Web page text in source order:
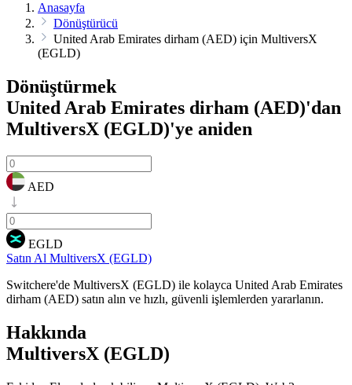
Anasayfa
Dönüştürücü
United Arab Emirates dirham (AED) için MultiversX
(EGLD)
Dönüştürmek
United Arab Emirates dirham (AED)'dan
MultiversX (EGLD)'ye aniden
AED
EGLD
Satın Al MultiversX (EGLD)
Switchere'de MultiversX (EGLD) ile kolayca United Arab Emirates
dirham (AED) satın alın ve hızlı, güvenli işlemlerden yararlanın.
Hakkında
MultiversX (EGLD)